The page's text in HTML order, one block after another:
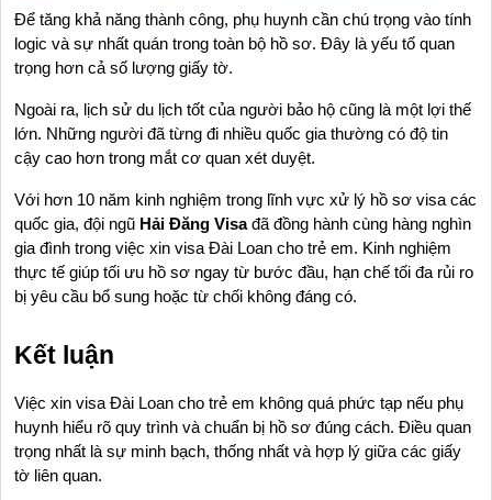
Để tăng khả năng thành công, phụ huynh cần chú trọng vào tính
logic và sự nhất quán trong toàn bộ hồ sơ. Đây là yếu tố quan
trọng hơn cả số lượng giấy tờ.
Ngoài ra, lịch sử du lịch tốt của người bảo hộ cũng là một lợi thế
lớn. Những người đã từng đi nhiều quốc gia thường có độ tin
cậy cao hơn trong mắt cơ quan xét duyệt.
Với hơn 10 năm kinh nghiệm trong lĩnh vực xử lý hồ sơ visa các
quốc gia, đội ngũ Hải Đăng Visa đã đồng hành cùng hàng nghìn
gia đình trong việc xin visa Đài Loan cho trẻ em. Kinh nghiệm
thực tế giúp tối ưu hồ sơ ngay từ bước đầu, hạn chế tối đa rủi ro
bị yêu cầu bổ sung hoặc từ chối không đáng có.
Kết luận
Việc xin visa Đài Loan cho trẻ em không quá phức tạp nếu phụ
huynh hiểu rõ quy trình và chuẩn bị hồ sơ đúng cách. Điều quan
trọng nhất là sự minh bạch, thống nhất và hợp lý giữa các giấy
tờ liên quan.